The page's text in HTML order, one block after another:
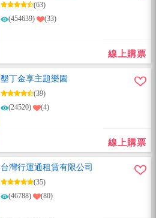
(63)
(454639)
(33)
線上購票
墾丁金享主題樂園
(39)
(24520)
(4)
線上購票
台灣行運通租賃有限公司
(35)
(46788)
(80)